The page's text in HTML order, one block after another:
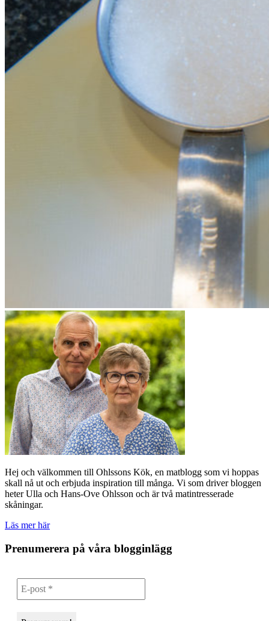
Hej och välkommen till Ohlssons Kök, en matblogg som vi hoppas
skall nå ut och erbjuda inspiration till många. Vi som driver bloggen
heter Ulla och Hans-Ove Ohlsson och är två matintresserade
skåningar.
Läs mer här
Prenumerera på våra blogginlägg